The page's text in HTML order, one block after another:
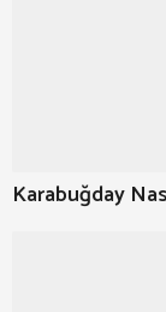
Karabuğday